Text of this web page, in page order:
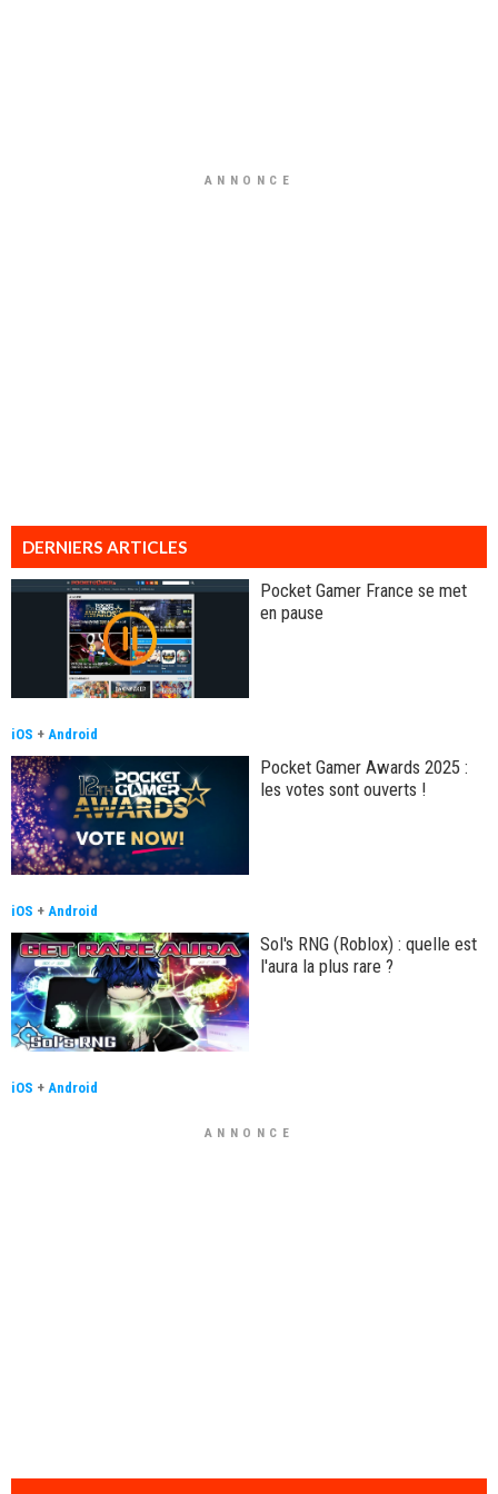
ANNONCE
DERNIERS ARTICLES
Pocket Gamer France se met
en pause
iOS + Android
Pocket Gamer Awards 2025 :
les votes sont ouverts !
iOS + Android
Sol's RNG (Roblox) : quelle est
l'aura la plus rare ?
iOS + Android
ANNONCE